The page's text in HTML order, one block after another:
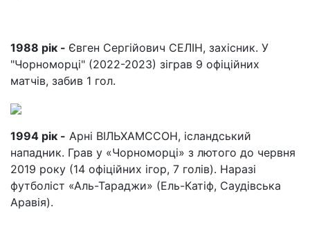
1988 рік - Євген Сергійович СЕЛІН, захісник. У
"Чорноморці" (2022-2023) зіграв 9 офіційних
матчів, забив 1 гол.
1994 рік - Арні ВІЛЬХАМССОН, ісландський
нападник. Грав у «Чорноморці» з лютого до червня
2019 року (14 офіційних ігор, 7 голів). Наразі
футболіст «Аль-Тараджи» (Ель-Катіф, Саудівська
Аравія).